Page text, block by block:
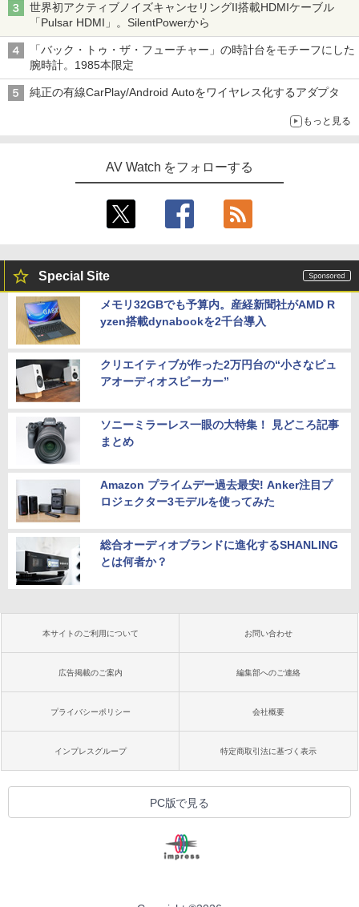
世界初アクティブノイズキャンセリングII搭載HDMIケーブル
「Pulsar HDMI」。SilentPowerから
「バック・トゥ・ザ・フューチャー」の時計台をモチーフにした
腕時計。1985本限定
純正の有線CarPlay/Android Autoをワイヤレス化するアダプタ
もっと見る
AV Watch をフォローする
Special Site
メモリ32GBでも予算内。産経新聞社がAMD R
yzen搭載dynabookを2千台導入
クリエイティブが作った2万円台の“小さなピュ
アオーディオスピーカー”
ソニーミラーレス一眼の大特集！ 見どころ記事
まとめ
Amazon プライムデー過去最安! Anker注目プ
ロジェクター3モデルを使ってみた
総合オーディオブランドに進化するSHANLING
とは何者か？
本サイトのご利用について お問い合わせ
広告掲載のご案内 編集部へのご連絡
プライバシーポリシー 会社概要
インプレスグループ 特定商取引法に基づく表示
PC版で見る